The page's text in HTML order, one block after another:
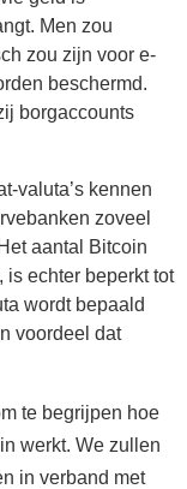
Men zou
zou zijn voor e-
beschermd.
borgaccounts
valuta’s kennen
zoveel
aantal Bitcoin
is echter beperkt tot
wordt bepaald
voordeel dat
te begrijpen hoe
werkt. We zullen
in verband met